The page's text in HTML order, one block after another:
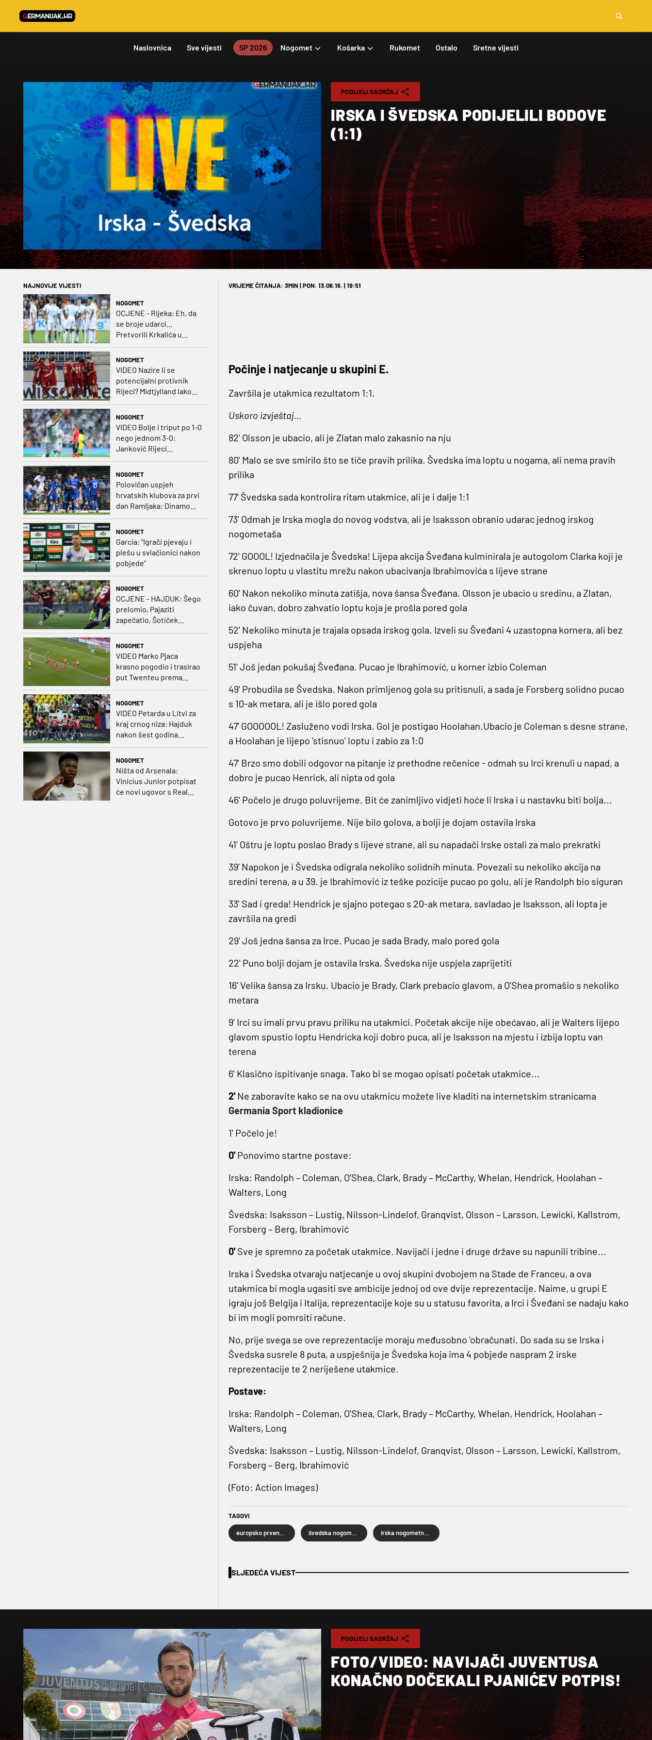
Naslovnica Sve vijesti SP 2026 Nogomet Košarka Rukomet Ostalo Sretne vijesti
PODIJELI SADRŽAJ
IRSKA I ŠVEDSKA PODIJELILI BODOVE
(1:1)
NAJNOVIJE VIJESTI
NOGOMET
OCJENE - Rijeka: Eh, da
se broje udarci...
Pretvorili Krkalića u
NOGOMET
VIDEO Nazire li se
potencijalni protivnik
Rijeci? Midtjylland lako
NOGOMET
VIDEO Bolje i triput po 1-0
nego jednom 3-0:
Janković Rijeci
projektilom donio slavlje
protivnika
NOGOMET
Polovičan uspjeh
hrvatskih klubova za prvi
dan Ramljaka: Dinamo
poražen od Juventusa,
NOGOMET
Garcia: "Igrači pjevaju i
plešu u svlačionici nakon
pobjede"
NOGOMET
OCJENE - HAJDUK: Šego
prelomio, Pajaziti
zapečatio, Šotiček
NOGOMET
VIDEO Marko Pjaca
krasno pogodio i trasirao
put Twenteu prema
važnoj pobjedi
NOGOMET
VIDEO Petarda u Litvi za
kraj crnog niza: Hajduk
nakon šest godina
NOGOMET
Ništa od Arsenala:
Vinicius Junior potpisat
će novi ugovor s Real
VRIJEME ČITANJA: 3MIN | PON. 13.06.16. | 19:51
Počinje i natjecanje u skupini E.
Završila je utakmica rezultatom 1:1.
Uskoro izvještaj...
82' Olsson je ubacio, ali je Zlatan malo zakasnio na nju
80' Malo se sve smirilo što se tiče pravih prilika. Švedska ima loptu u nogama, ali nema pravih
prilika
77' Švedska sada kontrolira ritam utakmice, ali je i dalje 1:1
73' Odmah je Irska mogla do novog vodstva, ali je Isaksson obranio udarac jednog irskog
nogometaša
72' GOOOL! Izjednačila je Švedska! Lijepa akcija Šveđana kulminirala je autogolom Clarka koji je
skrenuo loptu u vlastitu mrežu nakon ubacivanja Ibrahimovića s lijeve strane
60' Nakon nekoliko minuta zatišja, nova šansa Šveđana. Olsson je ubacio u sredinu, a Zlatan,
iako čuvan, dobro zahvatio loptu koja je prošla pored gola
52' Nekoliko minuta je trajala opsada irskog gola. Izveli su Šveđani 4 uzastopna kornera, ali bez
uspjeha
51' Još jedan pokušaj Šveđana. Pucao je Ibrahimović, u korner izbio Coleman
49' Probudila se Švedska. Nakon primljenog gola su pritisnuli, a sada je Forsberg solidno pucao
s 10-ak metara, ali je išlo pored gola
47' GOOOOOL! Zasluženo vodi Irska. Gol je postigao Hoolahan.Ubacio je Coleman s desne strane,
a Hoolahan je lijepo 'stisnuo' loptu i zabio za 1:0
47' Brzo smo dobili odgovor na pitanje iz prethodne rečenice - odmah su Irci krenuli u napad, a
dobro je pucao Henrick, ali nipta od gola
46' Počelo je drugo poluvrijeme. Bit će zanimljivo vidjeti hoće li Irska i u nastavku biti bolja...
Gotovo je prvo poluvrijeme. Nije bilo golova, a bolji je dojam ostavila Irska
41' Oštru je loptu poslao Brady s lijeve strane, ali su napadači Irske ostali za malo prekratki
39' Napokon je i Švedska odigrala nekoliko solidnih minuta. Povezali su nekoliko akcija na
sredini terena, a u 39. je Ibrahimović iz teške pozicije pucao po golu, ali je Randolph bio siguran
33' Sad i greda! Hendrick je sjajno potegao s 20-ak metara, savladao je Isaksson, ali lopta je
završila na gredi
29' Još jedna šansa za Irce. Pucao je sada Brady, malo pored gola
22' Puno bolji dojam je ostavila Irska. Švedska nije uspjela zaprijetiti
16' Velika šansa za Irsku. Ubacio je Brady, Clark prebacio glavom, a O'Shea promašio s nekoliko
metara
9' Irci su imali prvu pravu priliku na utakmici. Početak akcije nije obećavao, ali je Walters lijepo
glavom spustio loptu Hendricka koji dobro puca, ali je Isaksson na mjestu i izbija loptu van
terena
6' Klasično ispitivanje snaga. Tako bi se mogao opisati početak utakmice...
2' Ne zaboravite kako se na ovu utakmicu možete live kladiti na internetskim stranicama
Germania Sport kladionice
1' Počelo je!
0' Ponovimo startne postave:
Irska: Randolph – Coleman, O'Shea, Clark, Brady – McCarthy, Whelan, Hendrick, Hoolahan –
Walters, Long
Švedska: Isaksson – Lustig, Nilsson-Lindelof, Granqvist, Olsson – Larsson, Lewicki, Kallstrom,
Forsberg – Berg, Ibrahimović
0' Sve je spremno za početak utakmice. Navijači i jedne i druge države su napunili tribine...
Irska i Švedska otvaraju natjecanje u ovoj skupini dvobojem na Stade de Franceu, a ova
utakmica bi mogla ugasiti sve ambicije jednoj od ove dvije reprezentacije. Naime, u grupi E
igraju još Belgija i Italija, reprezentacije koje su u statusu favorita, a Irci i Šveđani se nadaju kako
bi im mogli pomrsiti račune.
No, prije svega se ove reprezentacije moraju međusobno 'obračunati. Do sada su se Irska i
Švedska susrele 8 puta, a uspješnija je Švedska koja ima 4 pobjede naspram 2 irske
reprezentacije te 2 neriješene utakmice.
Postave:
Irska: Randolph – Coleman, O'Shea, Clark, Brady – McCarthy, Whelan, Hendrick, Hoolahan –
Walters, Long
Švedska: Isaksson – Lustig, Nilsson-Lindelof, Granqvist, Olsson – Larsson, Lewicki, Kallstrom,
Forsberg – Berg, Ibrahimović
(Foto: Action Images)
TAGOVI
europsko prvenstvo u nogometu 2016 švedska nogometna reprezentacija irska nogometna reprezentacija
SLJEDEĆA VIJEST
PODIJELI SADRŽAJ
FOTO/VIDEO: NAVIJAČI JUVENTUSA
KONAČNO DOČEKALI PJANIĆEV POTPIS!